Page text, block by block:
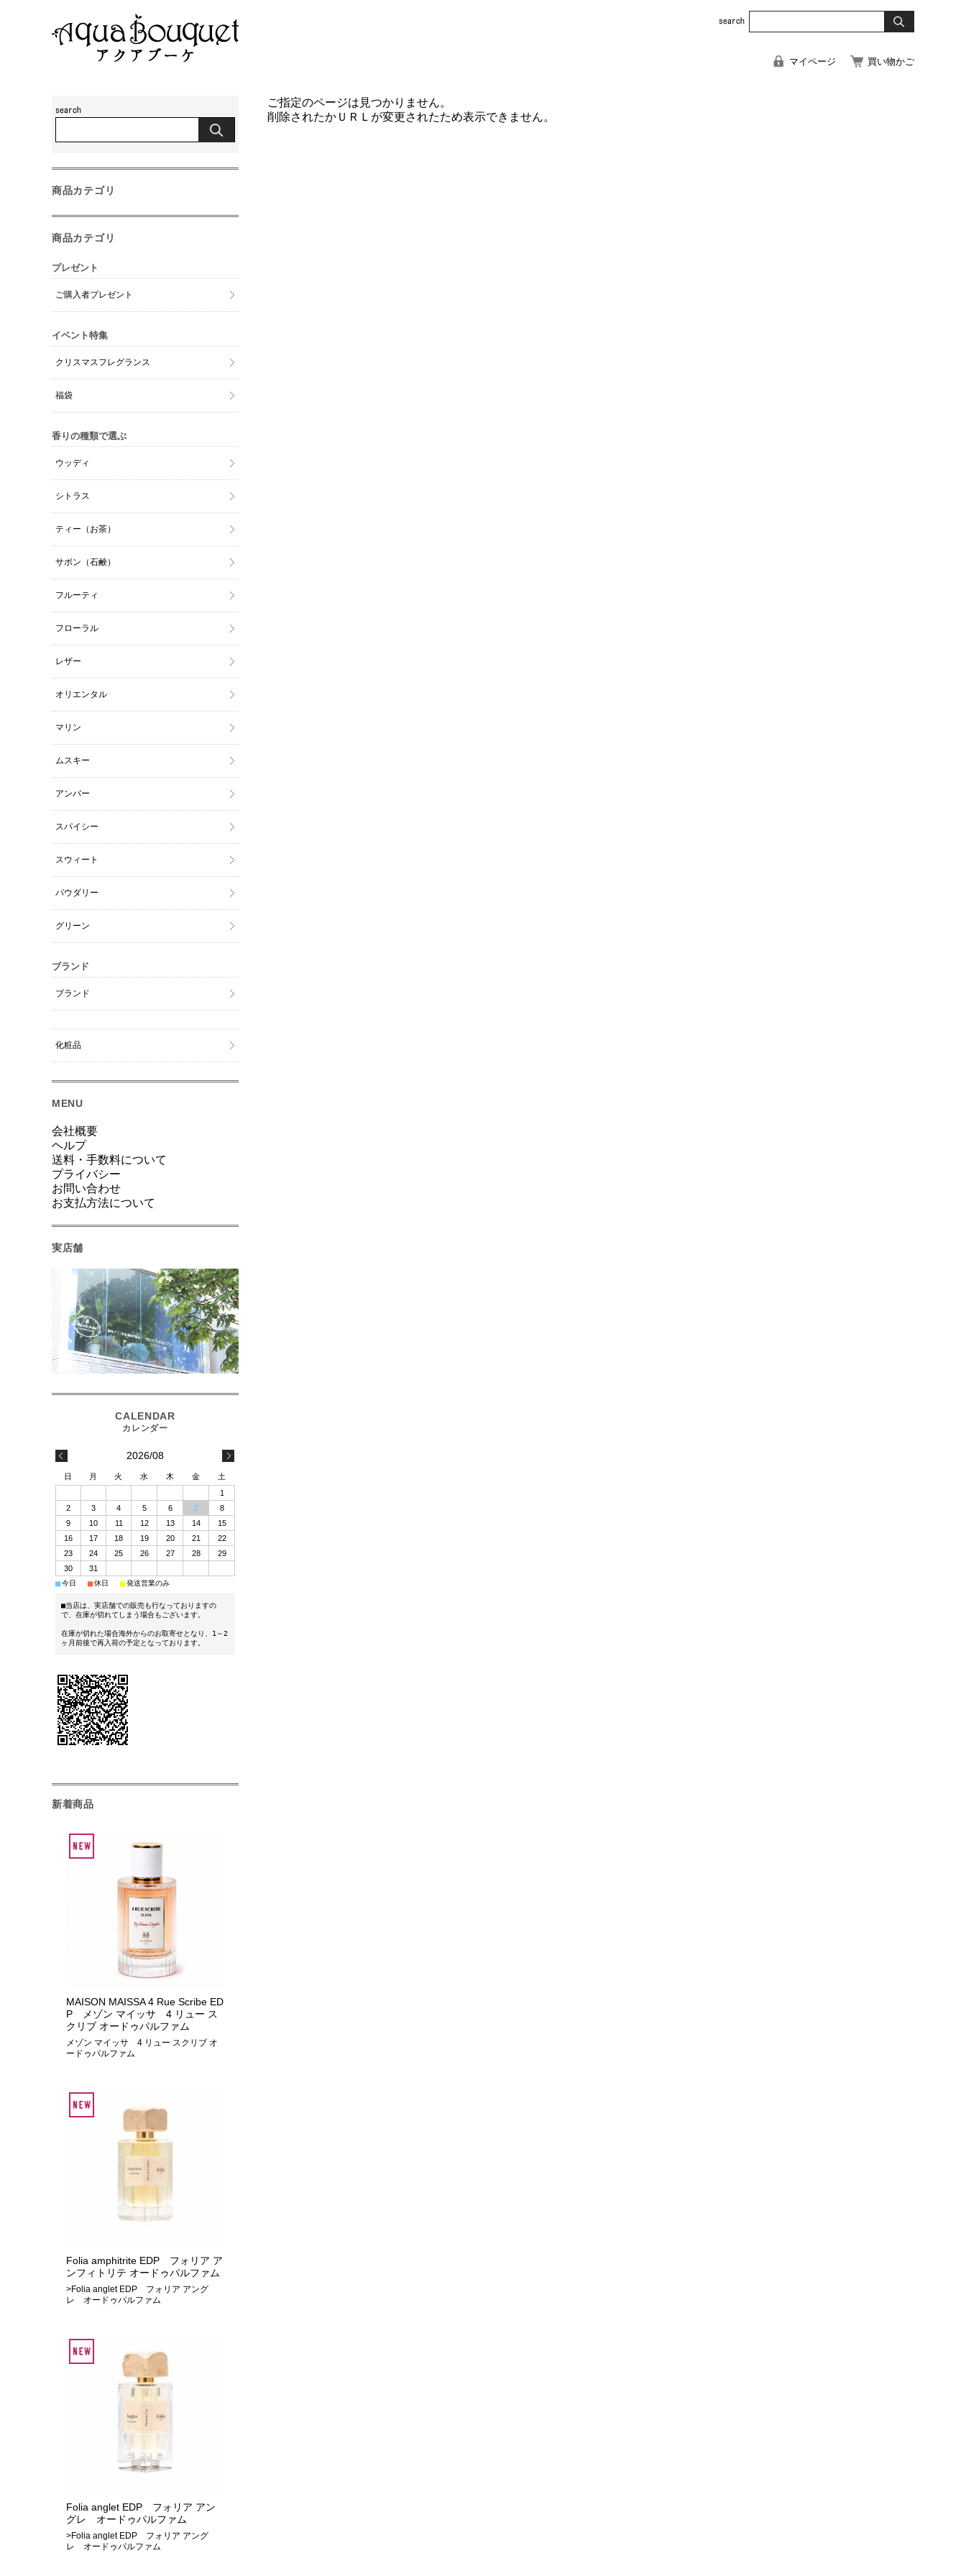
マイページ 買い物かご
ご指定のページは見つかりません。
削除されたかＵＲＬが変更されたため表示できません。
商品カテゴリ
商品カテゴリ
プレゼント
ご購入者プレゼント
イベント特集
クリスマスフレグランス
福袋
香りの種類で選ぶ
ウッディ
シトラス
ティー（お茶）
サボン（石鹸）
フルーティ
フローラル
レザー
オリエンタル
マリン
ムスキー
アンバー
スパイシー
スウィート
パウダリー
グリーン
ブランド
ブランド
化粧品
MENU
会社概要
ヘルプ
送料・手数料について
プライバシー
お問い合わせ
お支払方法について
実店舗
2026/08
日 月 火 水 木 金
土
1
2
3 4 5 6 7
8
9
10 11 12 13 14
15
16
17 18 19 20 21
22
23
24 25 26 27 28
29
30
31
■今日 ■休日 ■発送営業のみ
■当店は、実店舗での販売も行なっておりますの
で、在庫が切れてしまう場合もございます。
在庫が切れた場合海外からのお取寄せとなり、1～2
ヶ月前後で再入荷の予定となっております。
新着商品
MAISON MAISSA 4 Rue Scribe ED
P メゾン マイッサ 4 リュー ス
クリブ オードゥパルファム
メゾン マイッサ 4 リュー スクリブ オ
ードゥパルファム
Folia amphitrite EDP フォリア ア
ンフィトリテ オードゥパルファム
>Folia anglet EDP フォリア アング
レ オードゥパルファム
Folia anglet EDP フォリア アン
グレ オードゥパルファム
>Folia anglet EDP フォリア アング
レ オードゥパルファム